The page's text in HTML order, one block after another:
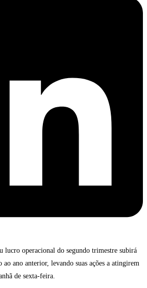
lucro operacional do segundo trimestre subirá
ao ano anterior, levando suas ações a atingirem
de sexta-feira.